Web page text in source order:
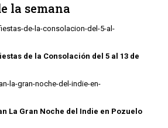
la semana
de la Consolación del 5 al 13 de
La Gran Noche del Indie en Pozuelo